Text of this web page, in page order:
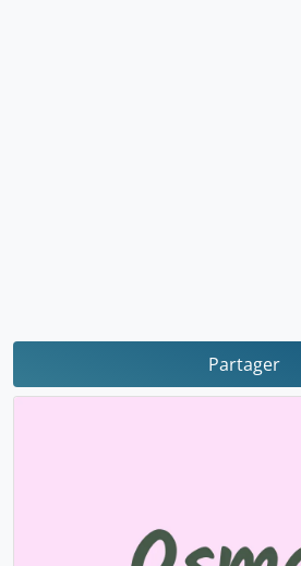
Partager